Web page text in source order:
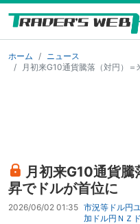
ホーム
ニュース
月初来G10通貨騰落（対円）
月初来G10通貨
昇でドルが首位に
2026/06/02 01:35 市況等 ドル円
加ドル円 ＮＺ